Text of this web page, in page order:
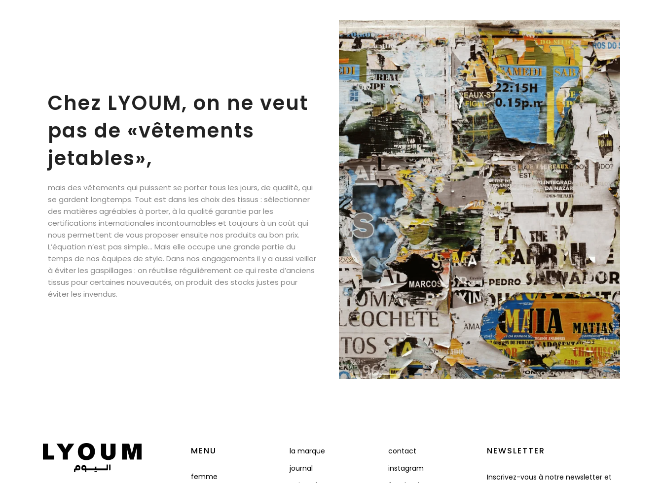
Chez LYOUM, on ne veut
pas de «vêtements
jetables»,
mais des vêtements qui puissent se porter tous les jours, de qualité, qui
se gardent longtemps. Tout est dans les choix des tissus : sélectionner
des matières agréables à porter, à la qualité garantie par les
certifications internationales incontournables et toujours à un coût qui
nous permettent de vous proposer ensuite nos produits au bon prix.
L’équation n’est pas simple... Mais elle occupe une grande partie du
temps de nos équipes de style. Dans nos engagements il y a aussi veiller
à éviter les gaspillages : on réutilise régulièrement ce qui reste d’anciens
tissus pour certaines nouveautés, on produit des stocks justes pour
éviter les invendus.
MENU
femme
la marque
journal
contact
instagram
NEWSLETTER
Inscrivez-vous à notre newsletter et